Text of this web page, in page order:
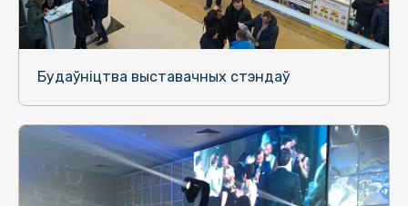
Будаўніцтва выставачных стэндаў